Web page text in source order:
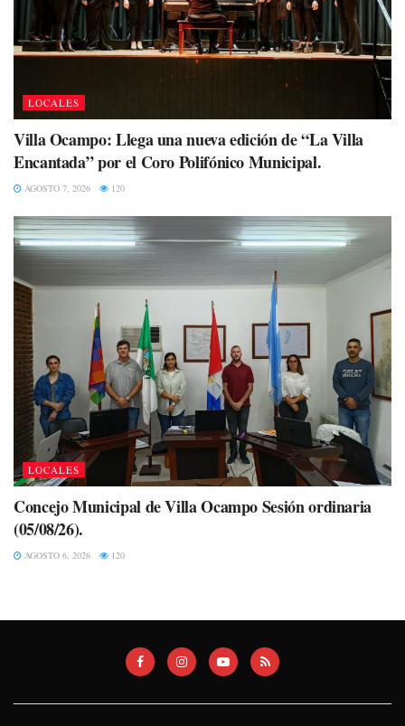
LOCALES
Villa Ocampo: Llega una nueva edición de “La Villa
Encantada” por el Coro Polifónico Municipal.
AGOSTO 7, 2026 120
LOCALES
Concejo Municipal de Villa Ocampo Sesión ordinaria
(05/08/26).
AGOSTO 6, 2026 120